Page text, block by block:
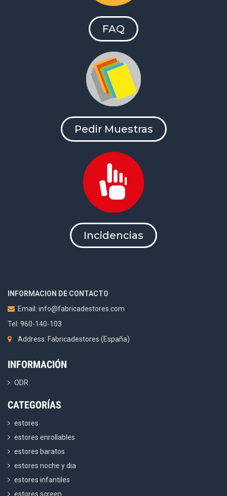
FAQ
Pedir Muestras
Incidencias
INFORMACION DE CONTACTO
Email: info@fabricadestores.com
Tel: 960-140-103
Address: Fabricadestores (España)
INFORMACIÓN
ODR
CATEGORÍAS
estores
estores enrollables
estores baratos
estores noche y dia
estores infantiles
estores screen